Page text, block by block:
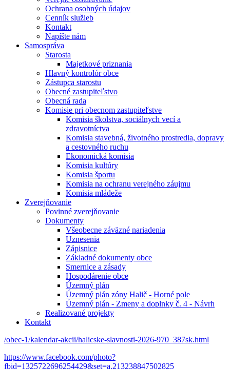
Ochrana osobných údajov
Cenník služieb
Kontakt
Napíšte nám
Samospráva
Starosta
Majetkové priznania
Hlavný kontrolór obce
Zástupca starostu
Obecné zastupiteľstvo
Obecná rada
Komisie pri obecnom zastupiteľstve
Komisia školstva, sociálnych vecí a
zdravotníctva
Komisia stavebná, životného prostredia, dopravy
a cestovného ruchu
Ekonomická komisia
Komisia kultúry
Komisia športu
Komisia na ochranu verejného záujmu
Komisia mládeže
Zverejňovanie
Povinné zverejňovanie
Dokumenty
Všeobecne záväzné nariadenia
Uznesenia
Zápisnice
Základné dokumenty obce
Smernice a zásady
Hospodárenie obce
Územný plán
Územný plán zóny Halič - Horné pole
Územný plán - Zmeny a doplnky č. 4 - Návrh
Realizované projekty
Kontakt
/obec-1/kalendar-akcii/halicske-slavnosti-2026-970_387sk.html
https://www.facebook.com/photo?
fbid=1325722696254429&set=a.213238847502825